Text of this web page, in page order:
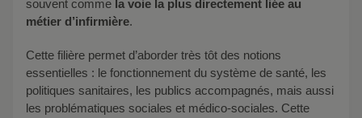
souvent comme la voie la plus directement liée au
métier d’infirmière.
Cette filière permet d’aborder très tôt des notions
essentielles : le fonctionnement du système de santé, les
politiques sanitaires, les publics accompagnés, mais aussi
les problématiques sociales et médico-sociales. Cette